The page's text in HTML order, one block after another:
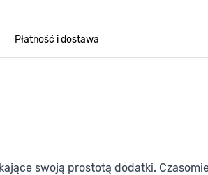
Płatność i dostawa
swoją prostotą dodatki.